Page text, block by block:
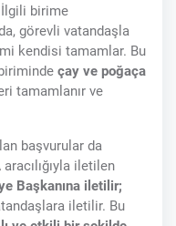
birime
görevli vatandaşla
kendisi tamamlar. Bu
çay ve poğaça
tamamlanır ve
başvurular da
aracılığıyla iletilen
Başkanına iletilir;
iletilir. Bu